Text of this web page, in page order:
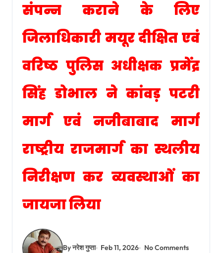
संपन्न कराने के लिए
जिलाधिकारी मयूर दीक्षित एवं
वरिष्ठ पुलिस अधीक्षक प्रमेंद्र
सिंह डोभाल ने कांवड़ पटरी
मार्ग एवं नजीबाबाद मार्ग
राष्ट्रीय राजमार्ग का स्थलीय
निरीक्षण कर व्यवस्थाओं का
जायजा लिया
By नरेश गुप्ता Feb 11, 2026 No Comments